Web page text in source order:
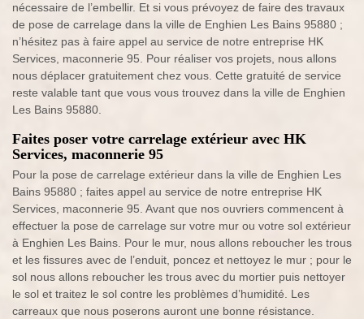
nécessaire de l’embellir. Et si vous prévoyez de faire des travaux
de pose de carrelage dans la ville de Enghien Les Bains 95880 ;
n’hésitez pas à faire appel au service de notre entreprise HK
Services, maconnerie 95. Pour réaliser vos projets, nous allons
nous déplacer gratuitement chez vous. Cette gratuité de service
reste valable tant que vous vous trouvez dans la ville de Enghien
Les Bains 95880.
Faites poser votre carrelage extérieur avec HK
Services, maconnerie 95
Pour la pose de carrelage extérieur dans la ville de Enghien Les
Bains 95880 ; faites appel au service de notre entreprise HK
Services, maconnerie 95. Avant que nos ouvriers commencent à
effectuer la pose de carrelage sur votre mur ou votre sol extérieur
à Enghien Les Bains. Pour le mur, nous allons reboucher les trous
et les fissures avec de l’enduit, poncez et nettoyez le mur ; pour le
sol nous allons reboucher les trous avec du mortier puis nettoyer
le sol et traitez le sol contre les problèmes d’humidité. Les
carreaux que nous poserons auront une bonne résistance.